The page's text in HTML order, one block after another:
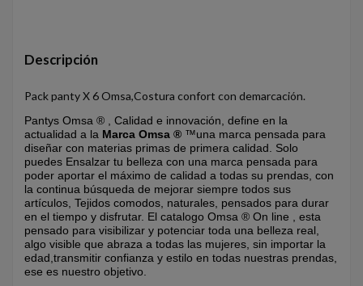
Descripción
Pack panty X 6 Omsa,Costura confort con demarcación.
Pantys Omsa ® , Calidad e innovación, define en la
actualidad a la Marca Omsa ® ™una marca pensada para
diseñar con materias primas de primera calidad. Solo
puedes Ensalzar tu belleza con una marca pensada para
poder aportar el máximo de calidad a todas su prendas, con
la continua búsqueda de mejorar siempre todos sus
artículos, Tejidos comodos, naturales, pensados para durar
en el tiempo y disfrutar. El catalogo Omsa ® On line , esta
pensado para visibilizar y potenciar toda una belleza real,
algo visible que abraza a todas las mujeres, sin importar la
edad,transmitir confianza y estilo en todas nuestras prendas,
ese es nuestro objetivo.